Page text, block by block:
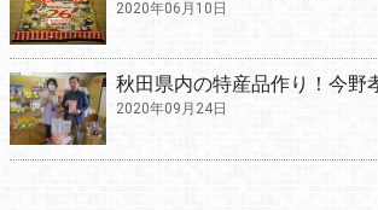
2020年06月10日
秋田県内の特産品作り！今野
2020年09月24日